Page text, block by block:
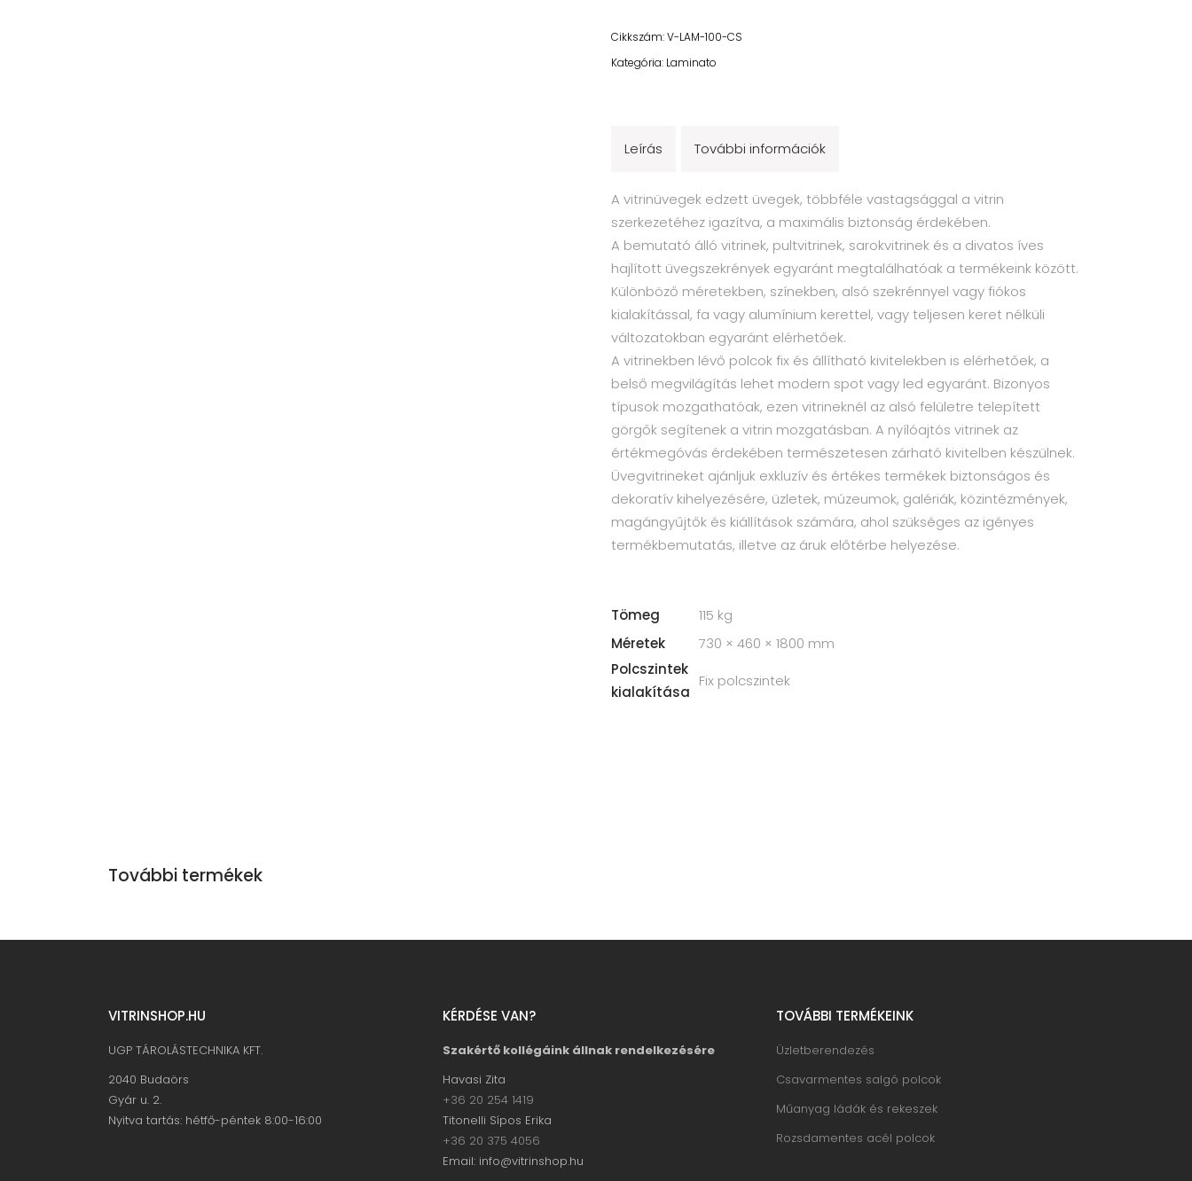
Cikkszám:V-LAM-100-CS
Kategória: Laminato
Leírás További információk
A vitrinüvegek edzett üvegek, többféle vastagsággal a vitrin
szerkezetéhez igazítva, a maximális biztonság érdekében.
A bemutató álló vitrinek, pultvitrinek, sarokvitrinek és a divatos íves
hajlított üvegszekrények egyaránt megtalálhatóak a termékeink között.
Különböző méretekben, színekben, alsó szekrénnyel vagy fiókos
kialakítással, fa vagy alumínium kerettel, vagy teljesen keret nélküli
változatokban egyaránt elérhetőek.
A vitrinekben lévő polcok fix és állítható kivitelekben is elérhetőek, a
belső megvilágítás lehet modern spot vagy led egyaránt. Bizonyos
típusok mozgathatóak, ezen vitrineknél az alsó felületre telepített
görgők segítenek a vitrin mozgatásban. A nyílóajtós vitrinek az
értékmegóvás érdekében természetesen zárható kivitelben készülnek.
Üvegvitrineket ajánljuk exkluzív és értékes termékek biztonságos és
dekoratív kihelyezésére, üzletek, múzeumok, galériák, közintézmények,
magángyűjtők és kiállítások számára, ahol szükséges az igényes
termékbemutatás, illetve az áruk előtérbe helyezése.
Tömeg
115 kg
Méretek
730 × 460 × 1800 mm
Polcszintek
kialakítása
Fix polcszintek
További termékek
VITRINSHOP.HU
UGP TÁROLÁSTECHNIKA KFT.
2040 Budaörs
Gyár u. 2.
Nyitva tartás: hétfő-péntek 8:00-16:00
KÉRDÉSE VAN?
Szakértő kollégáink állnak rendelkezésére
Havasi Zita
+36 20 254 1419
Titonelli Sípos Erika
+36 20 375 4056
Email: info@vitrinshop.hu
TOVÁBBI TERMÉKEINK
Üzletberendezés
Csavarmentes salgó polcok
Műanyag ládák és rekeszek
Rozsdamentes acél polcok